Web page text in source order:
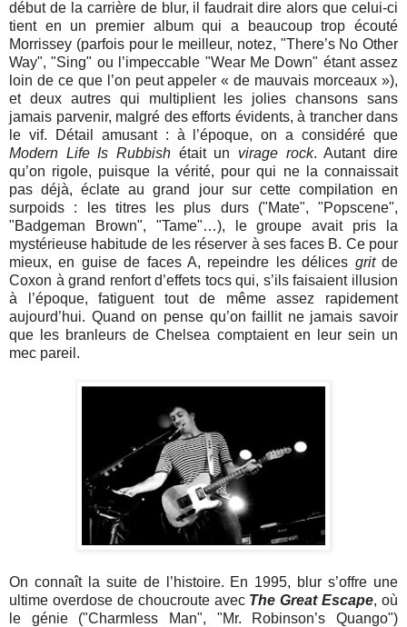
début de la carrière de blur, il faudrait dire alors que celui-ci
tient en un premier album qui a beaucoup trop écouté
Morrissey (parfois pour le meilleur, notez, "There’s No Other
Way", "Sing" ou l’impeccable "Wear Me Down" étant assez
loin de ce que l’on peut appeler « de mauvais morceaux »),
et deux autres qui multiplient les jolies chansons sans
jamais parvenir, malgré des efforts évidents, à trancher dans
le vif. Détail amusant : à l’époque, on a considéré que
Modern Life Is Rubbish était un virage rock. Autant dire
qu’on rigole, puisque la vérité, pour qui ne la connaissait
pas déjà, éclate au grand jour sur cette compilation en
surpoids : les titres les plus durs ("Mate", "Popscene",
"Badgeman Brown", "Tame"…), le groupe avait pris la
mystérieuse habitude de les réserver à ses faces B. Ce pour
mieux, en guise de faces A, repeindre les délices gritde
Coxon à grand renfort d’effets tocs qui, s’ils faisaient illusion
à l’époque, fatiguent tout de même assez rapidement
aujourd’hui. Quand on pense qu’on faillit ne jamais savoir
que les branleurs de Chelsea comptaient en leur sein un
mec pareil.
On connaît la suite de l’histoire. En 1995, blur s’offre une
ultime overdose de choucroute avec The Great Escape, où
le génie ("Charmless Man", "Mr. Robinson’s Quango")